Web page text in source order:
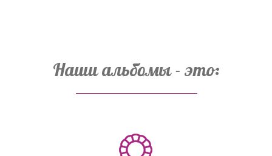
Наши альбомы - это: